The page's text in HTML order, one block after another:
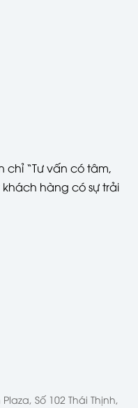
chỉ “Tư vấn có tâm,
hàng có sự trải
Số 102 Thái Thịnh,